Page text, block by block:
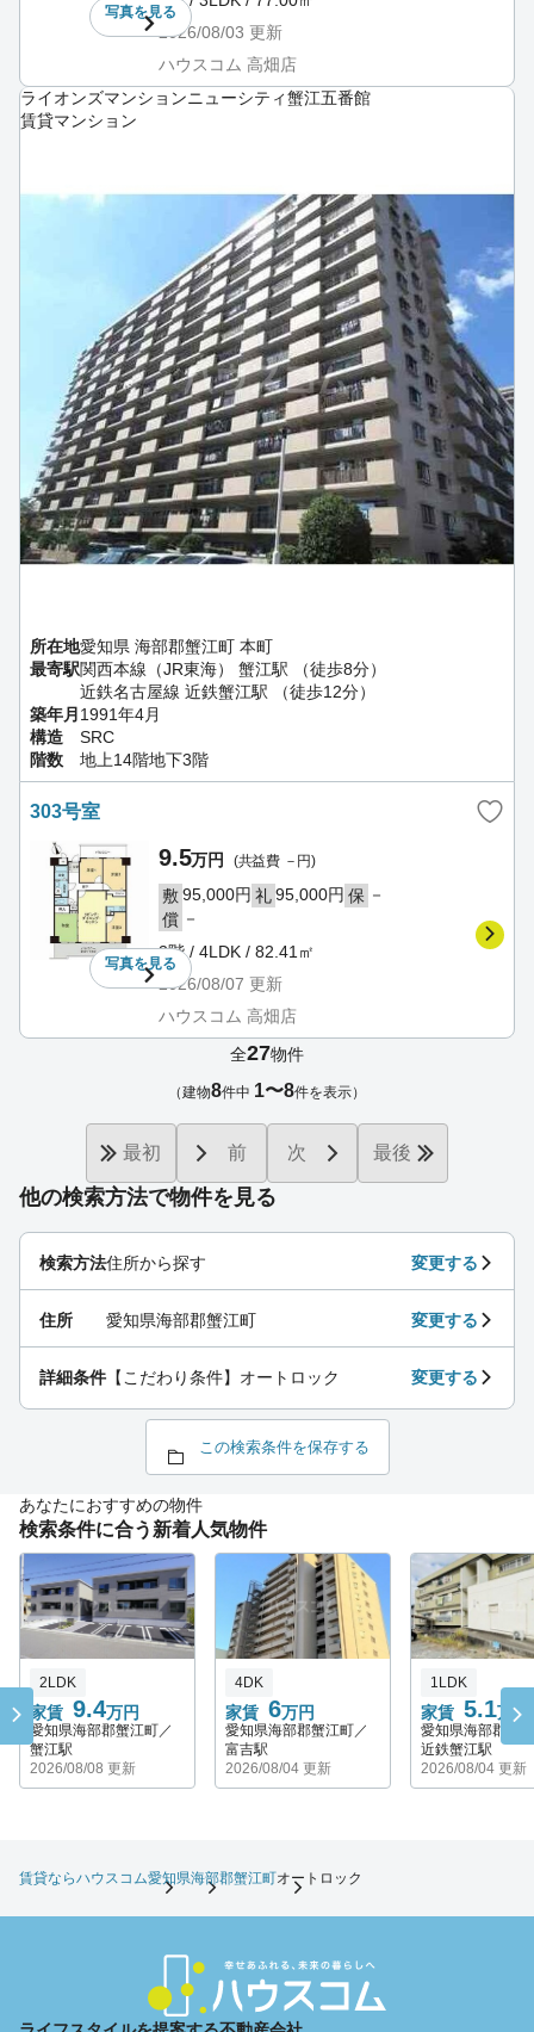
写真を見る
2026/08/03 更新
ハウスコム 高畑店
ライオンズマンションニューシティ蟹江五番館
賃貸マンション
所在地愛知県 海部郡蟹江町 本町
最寄駅関西本線（JR東海） 蟹江駅 （徒歩8分）
近鉄名古屋線 近鉄蟹江駅 （徒歩12分）
築年月 1991年4月
構造
SRC
階数
地上14階地下3階
303号室
写真を見る
9.5万円 (共益費 －円)
敷95,000円 礼95,000円 保 －
償 －
3階 / 4LDK / 82.41㎡
2026/08/07 更新
ハウスコム 高畑店
他の検索方法で物件を見る
検索方法住所から探す 変更する
住所 愛知県海部郡蟹江町 変更する
詳細条件 【こだわり条件】オートロック 変更する
この検索条件を保存する
全27物件
（建物8件中 1〜8件を表示）
最初 前 次 最後
あなたにおすすめの物件
検索条件に合う新着人気物件
2LDK
家賃 9.4万円
愛知県海部郡蟹江町／
蟹江駅
2026/08/08 更新
4DK
家賃 6万円
愛知県海部郡蟹江町／
富吉駅
2026/08/04 更新
1LDK
家賃 5.1万円
愛知県海部郡蟹
近鉄蟹江駅
2026/08/04 更新
賃貸ならハウスコム愛知県海部郡蟹江町オートロック